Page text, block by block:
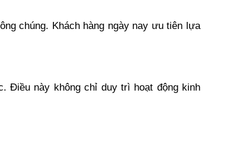
chúng. Khách hàng ngày nay ưu tiên lựa
Điều này không chỉ duy trì hoạt động kinh